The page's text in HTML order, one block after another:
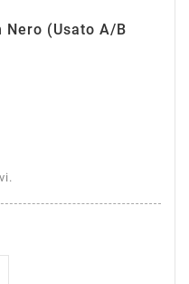
Nero (Usato A/B